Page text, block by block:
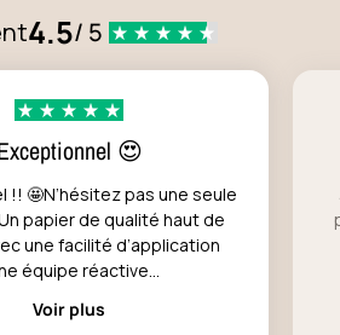
4.5/ 5
😍
!! 🤩N’hésitez pas une seule
papier de qualité haut de
une facilité d’application
équipe réactive...
Voir plus